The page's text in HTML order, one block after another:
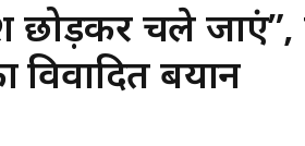
चले जाएं”,
विवादित बयान